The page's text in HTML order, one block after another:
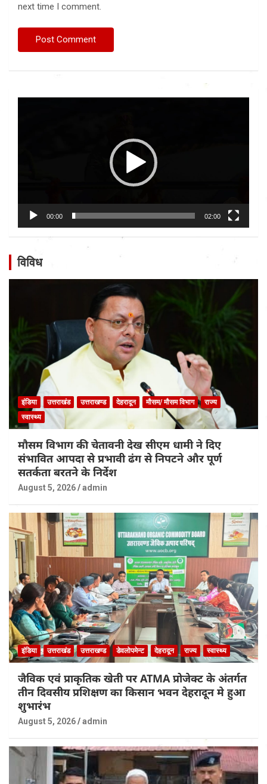
next time I comment.
00:00 02:00
विविध
इंडिया उत्तराखंड उत्तराखण्ड देहरादून मौसम/ मौसम विभाग
राज्य
स्वास्थ्य
मौसम विभाग की चेतावनी देख सीएम धामी ने दिए
संभावित आपदा से प्रभावी ढंग से निपटने और पूर्ण
सतर्कता बरतने के निर्देश
August 5, 2026 admin
इंडिया उत्तराखंड उत्तराखण्ड डेवलोपमेन्ट देहरादून राज्य स्वास्थ्य
जैविक एवं प्राकृतिक खेती पर ATMA प्रोजेक्ट के अंतर्गत
तीन दिवसीय प्रशिक्षण का किसान भवन देहरादून मे हुआ
शुभारंभ
August 5, 2026 admin